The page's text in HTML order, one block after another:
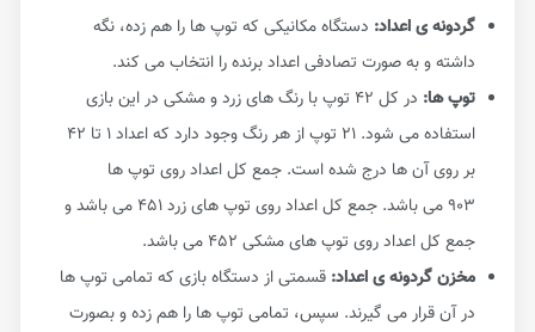
گردونه ی اعداد:دستگاه مکانیکی که توپ ها را هم زده، نگه
داشته و به صورت تصادفی اعداد برنده را انتخاب می کند.
توپ ها:
در کل ۴۲ توپ با رنگ های زرد و مشکی در این بازی
استفاده می شود. ۲۱ توپ از هر رنگ وجود دارد که اعداد ۱ تا ۴۲
بر روی آن ها درج شده است. جمع کل اعداد روی توپ ها
۹۰۳ می باشد. جمع کل اعداد روی توپ های زرد ۴۵۱ می باشد و
جمع کل اعداد روی توپ های مشکی ۴۵۲ می باشد.
مخزن گردونه ی اعداد:قسمتی از دستگاه بازی که تمامی توپ ها
در آن قرار می گیرند. سپس، تمامی توپ ها را هم زده و بصورت